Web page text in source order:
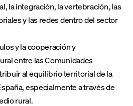
la integración, la vertebración, las
y las redes dentro del sector
y la cooperación y
entre las Comunidades
al equilibrio territorial de la
especialmente a través de
rural.